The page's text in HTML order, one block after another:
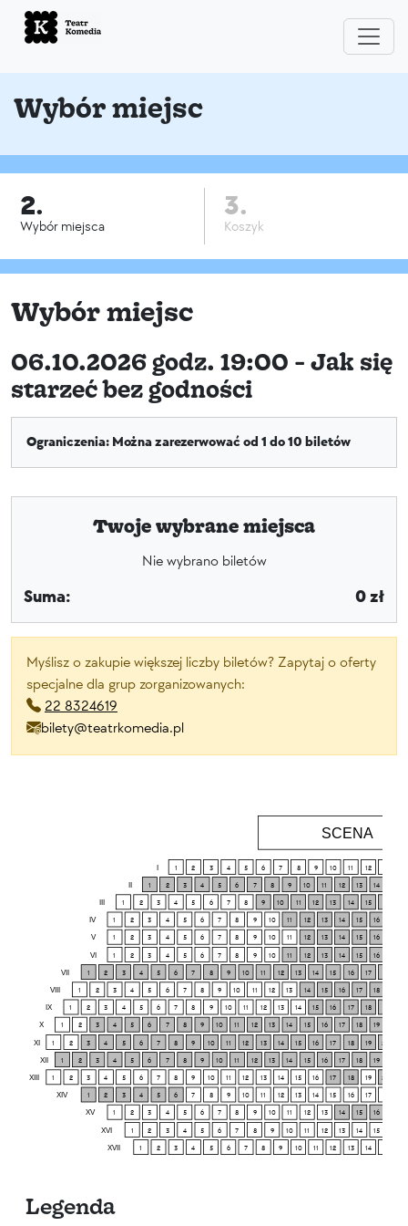
Wybór miejsc
2.
Wybór miejsca
3.
Koszyk
Wybór miejsc
06.10.2026 godz. 19:00 - Jak się
starzeć bez godności
Ograniczenia: Można zarezerwować od 1 do 10 biletów
Twoje wybrane miejsca
Nie wybrano biletów
Suma: 0 zł
Myślisz o zakupie większej liczby biletów? Zapytaj o oferty
specjalne dla grup zorganizowanych:
22 8324619
bilety@teatrkomedia.pl
I
IV
V
VI
VII
VIII
IX
X
XI
XII
XIII
XIV
XV
XVI
XVII
SCENA
1 2 3 4 5 6 7 8 9 10 11 12
1 2 3 4 5 6 7 8 9 10 11 12 13 14
1 2 3 4 5 6 7 8 9 10 11 12 13 14 15
1 2 3 4 5 6 7 8 9 10 11 12 13 14 15 16
1 2 3 4 5 6 7 8 9 10 11 12 13 14 15 16
1 2 3 4 5 6 7 8 9 10 11 12 13 14 15 16
1 2 3 4 5 6 7 8 9 10 11 12 13 14 15 16 17
1 2 3 4 5 6 7 8 9 10 11 12 13 14 15 16 17 18
1 2 3 4 5 6 7 8 9 10 11 12 13 14 15 16 17 18
1 2 3 4 5 6 7 8 9 10 11 12 13 14 15 16 17 18 19
1 2 3 4 5 6 7 8 9 10 11 12 13 14 15 16 17 18 19 20
1 2 3 4 5 6 7 8 9 10 11 12 13 14 15 16 17 18 19
1 2 3 4 5 6 7 8 9 10 11 12 13 14 15 16 17 18 19 20
1 2 3 4 5 6 7 8 9 10 11 12 13 14 15 16 17
1 2 3 4 5 6 7 8 9 10 11 12 13 14 15 16
1 2 3 4 5 6 7 8 9 10 11 12 13 14 15
1 2 3 4 5 6 7 8 9 10 11 12 13 14
Legenda